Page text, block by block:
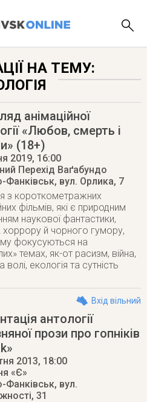
НА ТЕМУ:
анімаційної
«Любов, смерть і
(18+)
2019, 16:00
Перехід Ваґабундо
Фанківськ, вул. Орлика, 7
з короткометражних
фільмів, які є природним
наукової фантастики,
хоррору й чорного гумору,
фокусуються на
темах, як-от расизм, війна,
екологія та сутність
Вхід вільний
антології
прози про гопніків
2013, 18:00
«Є»
Фанківськ, вул.
31